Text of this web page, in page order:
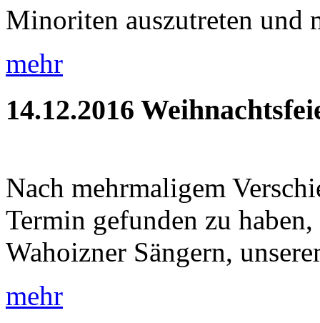
Minoriten auszutreten und
mehr
14.12.2016
Nach mehrmaligem
Termin gefunden zu
Wahoizner Sängern,
mehr